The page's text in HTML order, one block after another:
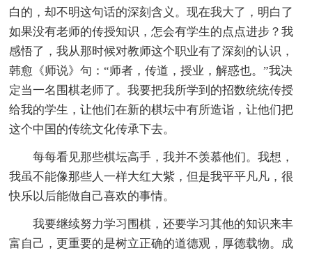
白的，却不明这句话的深刻含义。现在我大了，明白了
如果没有老师的传授知识，怎会有学生的点点进步？我
感悟了，我从那时候对教师这个职业有了深刻的认识，
韩愈《师说》句：“师者，传道，授业，解惑也。”我决
定当一名围棋老师了。我要把我所学到的招数统统传授
给我的学生，让他们在新的棋坛中有所造诣，让他们把
这个中国的传统文化传承下去。
每每看见那些棋坛高手，我并不羡慕他们。我想，
我虽不能像那些人一样大红大紫，但是我平平凡凡，很
快乐以后能做自己喜欢的事情。
我要继续努力学习围棋，还要学习其他的知识来丰
富自己，更重要的是树立正确的道德观，厚德载物。成